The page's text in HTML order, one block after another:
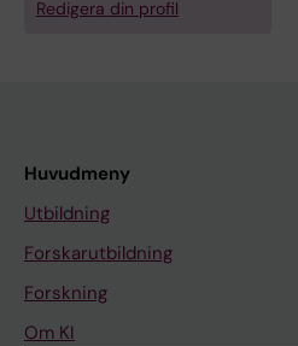
Redigera din profil
Huvudmeny
Utbildning
Forskarutbildning
Forskning
Om KI